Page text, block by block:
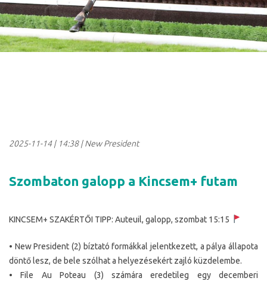
2025-11-14| 14:38| New President
Szombaton galopp a Kincsem+ futam
KINCSEM+ SZAKÉRTŐI TIPP: Auteuil, galopp, szombat 15:15
• New President (2) bíztató formákkal jelentkezett, a pálya állapota
döntő lesz, de bele szólhat a helyezésekért zajló küzdelembe.
• File Au Poteau (3) számára eredetileg egy decemberi